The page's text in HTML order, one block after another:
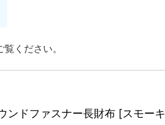
ください。
ンドファスナー長財布 [スモーキ